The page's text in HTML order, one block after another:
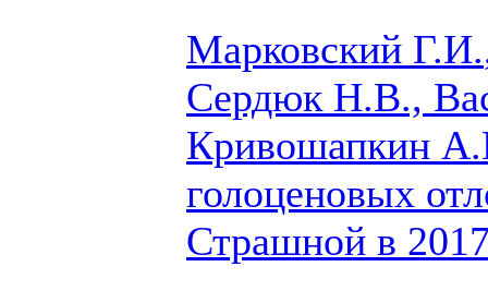
Марковский Г.И.
Сердюк Н.В.,
Кривошапкин
голоценовых
Страшной в